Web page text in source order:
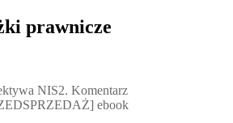
prawnicze
NIS2. Komentarz
ebook